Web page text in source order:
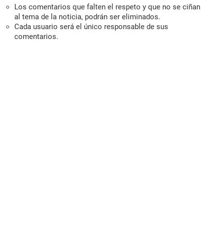
Los comentarios que falten el respeto y que no se ciñan
al tema de la noticia, podrán ser eliminados.
Cada usuario será el único responsable de sus
comentarios.